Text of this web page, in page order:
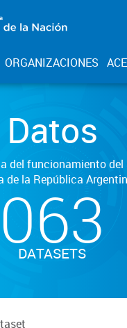
ORGANIZACIONES
Datos
del funcionamiento
de la República
063
DATASETS